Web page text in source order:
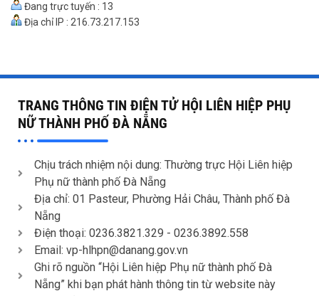
Đang trực tuyến : 13
Địa chỉ IP : 216.73.217.153
TRANG THÔNG TIN ĐIỆN TỬ HỘI LIÊN HIỆP PHỤ
NỮ THÀNH PHỐ ĐÀ NẴNG
Chịu trách nhiệm nội dung: Thường trực Hội Liên hiệp
Phụ nữ thành phố Đà Nẵng
Địa chỉ: 01 Pasteur, Phường Hải Châu, Thành phố Đà
Nẵng
Điện thoại: 0236.3821.329 - 0236.3892.558
Email: vp-hlhpn@danang.gov.vn
Ghi rõ nguồn “Hội Liên hiệp Phụ nữ thành phố Đà
Nẵng” khi bạn phát hành thông tin từ website này